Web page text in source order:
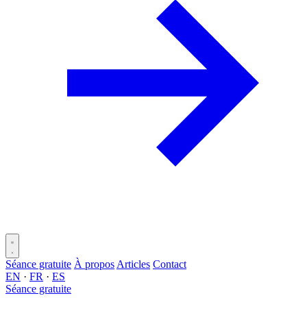
Séance gratuite À propos Articles Contact
EN · FR · ES
Séance gratuite